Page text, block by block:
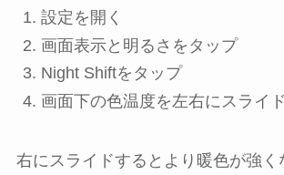
設定 を開く
画面表示と明るさ をタップ
Night Shiftをタップ
画面下の色温度を左右にスライド
右にスライドするとより暖色が強く